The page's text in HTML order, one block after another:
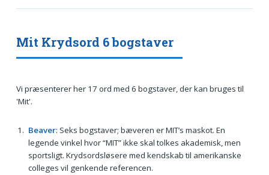
Mit Krydsord 6 bogstaver
Vi præsenterer her 17 ord med 6 bogstaver, der kan bruges til
'Mit'.
Beaver: Seks bogstaver; bæveren er MIT’s maskot. En
legende vinkel hvor “MIT” ikke skal tolkes akademisk, men
sportsligt. Krydsordsløsere med kendskab til amerikanske
colleges vil genkende referencen.